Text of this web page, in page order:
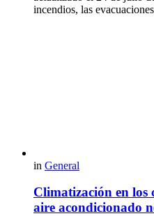
incendios, las
in General
Climatización en los
aire acondicionado